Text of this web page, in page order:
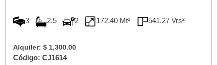
3 2.5 2 172.40 Mt² 541.27 Vrs²
Alquiler: $ 1,300.00
Código: CJ1614